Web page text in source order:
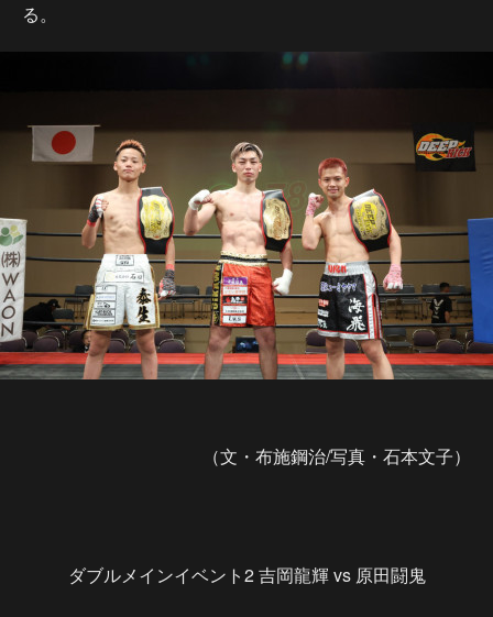
る。
（文・布施鋼治/写真・石本文子）
ダブルメインイベント2 吉岡龍輝 vs 原田闘鬼